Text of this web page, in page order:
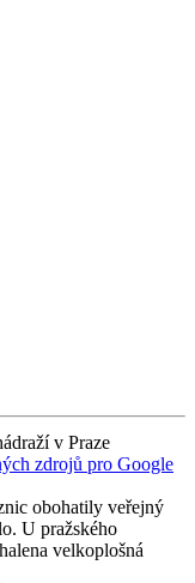
v Praze
zdrojů pro Google
obohatily veřejný
U pražského
velkoplošná